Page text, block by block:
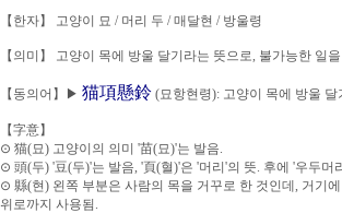
【한자】 고양이 묘 / 머리 두 / 매달현 / 방울령
【의미】 고양이 목에 방울 달기라는 뜻으로, 불가능한 일
【동의어】▶ 猫項懸鈴 (묘항현령): 고양이 목에 방울 달
【字意】
⊙ 猫(묘) 고양이의 의미 '苗(묘)'는 발음.
⊙ 頭(두) '豆(두)'는 발음, '頁(혈)'은 '머리'의 뜻. 후에 '우두머
⊙ 縣(현) 왼쪽 부분은 사람의 목을 거꾸로 한 것인데, 거기
위로까지 사용됨.